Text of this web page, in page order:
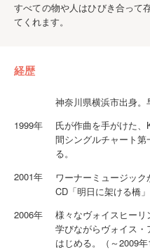
すべての物や人はひびき合って
てくれます。
経歴
神奈川県横浜市出身。
1999年
氏が作曲を手がけた
間シングルチャート
る。
2001年
ワーナーミュージッ
CD「明日に架ける橋
2006年
様々なヴォイスヒー
学びながらヴォイス
はじめる。（～2009年